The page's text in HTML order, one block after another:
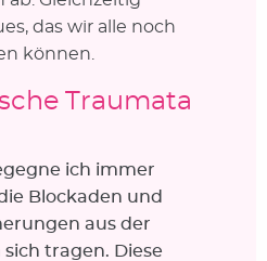
das wir alle noch
können.
Traumata
ich immer
Blockaden und
aus der
tragen. Diese